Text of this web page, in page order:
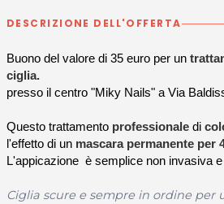
DESCRIZIONE DELL'OFFERTA
Buono del valore di 35 euro per un
ciglia.
presso il centro "Miky Nails" a Via
Questo trattamento professionale di
l'effetto di un mascara permanente per
L'appicazione è semplice non invasiva e
Ciglia scure e sempre in ordine per